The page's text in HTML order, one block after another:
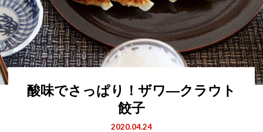
酸味でさっぱり！ザワ―クラウト
餃子
2020.04.24